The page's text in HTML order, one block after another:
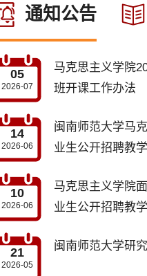
通知公告
05
2026-07
马克思主义学院
班开课工作办法
14
2026-06
闽南师范大学马
业生公开招聘教
10
2026-06
马克思主义学院
业生公开招聘教
21
2026-05
闽南师范大学研